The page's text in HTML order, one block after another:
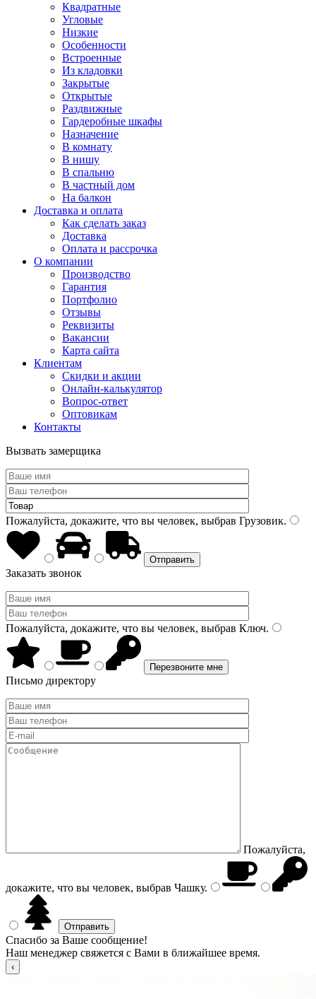
Квадратные
Угловые
Низкие
Особенности
Встроенные
Из кладовки
Закрытые
Открытые
Раздвижные
Гардеробные шкафы
Назначение
В комнату
В нишу
В спальню
В частный дом
На балкон
Доставка и оплата
Как сделать заказ
Доставка
Оплата и рассрочка
О компании
Производство
Гарантия
Портфолио
Отзывы
Реквизиты
Вакансии
Карта сайта
Клиентам
Скидки и акции
Онлайн-калькулятор
Вопрос-ответ
Оптовикам
Контакты
Вызвать замерщика
Пожалуйста, докажите, что вы человек, выбрав Грузовик.
Заказать звонок
Пожалуйста, докажите, что вы человек, выбрав Ключ.
Письмо директору
Пожалуйста,
докажите, что вы человек, выбрав Чашку.
Спасибо за Ваше сообщение!
Наш менеджер свяжется с Вами в ближайшее время.